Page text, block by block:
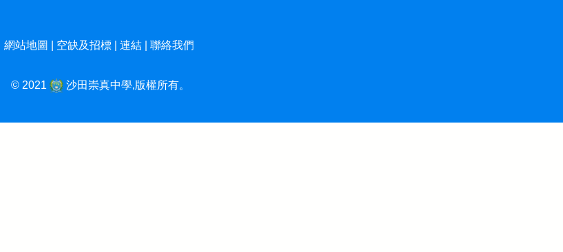
網站地圖 空缺及招標 連結 聯絡我們
© 2021 沙田崇真中學,版權所有。